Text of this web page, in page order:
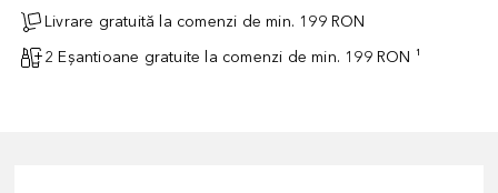
Livrare gratuită la comenzi de min. 199 RON
2 Eșantioane gratuite la comenzi de min. 199 RON ¹